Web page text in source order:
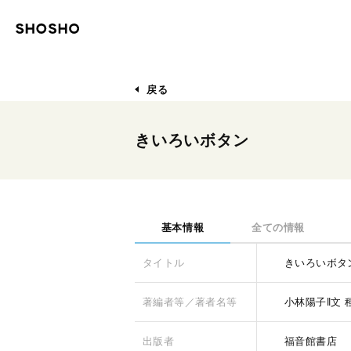
戻る
きいろいボタン
基本情報 全ての情報
タイトル きいろいボタ
著編者等／著者名等 小林陽子‖文
出版者 福音館書店